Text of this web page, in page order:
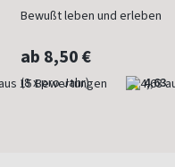
Bewußt leben und erleben
ab 8,50 €
(8 x pro Jahr) 4,63